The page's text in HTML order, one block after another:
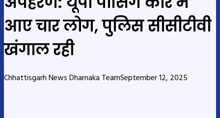
आए चार लोग, पुलिस सीसीटीवी
खंगाल रही
Chhattisgarh News Dhamaka TeamSeptember 12, 2025